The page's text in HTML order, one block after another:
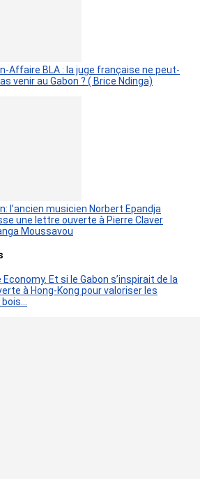
Affaire BLA : la juge française ne peut-
venir au Gabon ? ( Brice Ndinga)
l’ancien musicien Norbert Epandja
une lettre ouverte à Pierre Claver
Moussavou
Economy. Et si le Gabon s’inspirait de la
à Hong-Kong pour valoriser les